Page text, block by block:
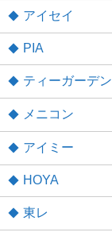
アイセイ
PIA
ティーガーデン
メニコン
アイミー
HOYA
東レ